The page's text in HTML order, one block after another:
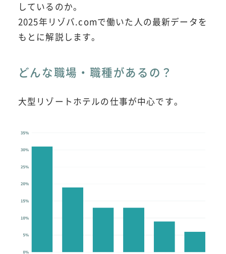
しているのか。
2025年リゾバ.comで働いた人の最新データを
もとに解説します。
どんな職場・職種があるの？
大型リゾートホテルの仕事が中心です。